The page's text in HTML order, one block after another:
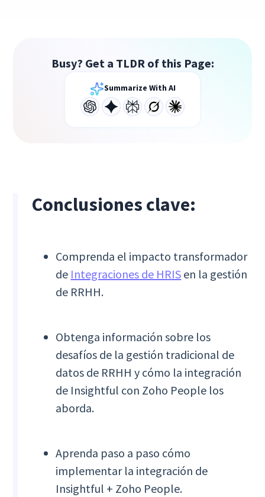
Busy? Get a TLDR of this Page:
Summarize With AI
Conclusiones clave:
Comprenda el impacto transformador
de Integraciones de HRIS en la gestión
de RRHH.
Obtenga información sobre los
desafíos de la gestión tradicional de
datos de RRHH y cómo la integración
de Insightful con Zoho People los
aborda.
Aprenda paso a paso cómo
implementar la integración de
Insightful + Zoho People.